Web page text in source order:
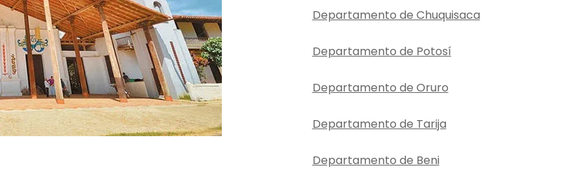
Departamento de Chuquisaca
Departamento de Potosí
Departamento de Oruro
Departamento de Tarija
Departamento de Beni